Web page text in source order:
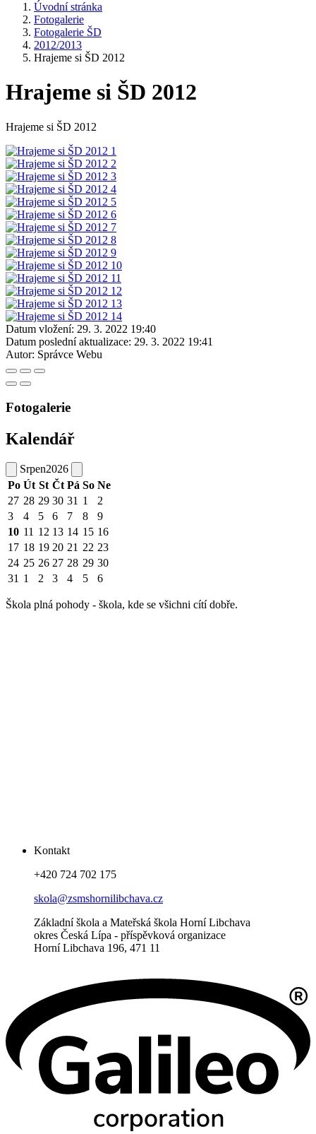
Úvodní stránka
Fotogalerie
Fotogalerie ŠD
2012/2013
Hrajeme si ŠD 2012
Hrajeme si ŠD 2012
Hrajeme si ŠD 2012
Datum vložení: 29. 3. 2022 19:40
Datum poslední aktualizace: 29. 3. 2022 19:41
Autor: Správce Webu
Fotogalerie
Kalendář
Srpen2026
Po Út St Čt Pá So Ne
27 28 29 30 31 1
2
3
4 5 6 7 8
9
10 11 12 13 14 15 16
17 18 19 20 21 22 23
24 25 26 27 28 29 30
31 1 2 3 4 5 6
Škola plná pohody - škola, kde se všichni cítí dobře.
Kontakt
+420 724 702 175
skola@zsmshornilibchava.cz
Základní škola a Mateřská škola Horní Libchava
okres Česká Lípa - příspěvková organizace
Horní Libchava 196, 471 11